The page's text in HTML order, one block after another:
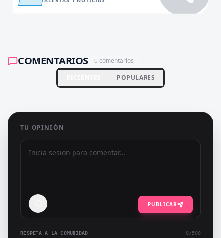
COMENTARIOS 0 comentarios
POPULARES
TU OPINIÓN
PUBLICAR
RESPETA A LA COMUNIDAD 0 /500